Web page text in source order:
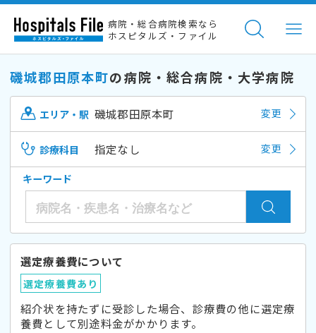
病院・総合病院検索なら
ホスピタルズ・ファイル
磯城郡田原本町の病院・総合病院・大学病院
エリア・駅 磯城郡田原本町 変更
診療科目 指定なし 変更
キーワード
選定療養費について
選定療養費あり
紹介状を持たずに受診した場合、診療費の他に選定療
養費として別途料金がかかります。